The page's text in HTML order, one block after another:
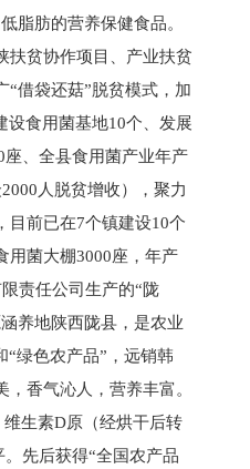
脂肪的营养保健食品。
扶贫协作项目、产业扶贫
“借袋还菇”脱贫模式，加
设食用菌基地10个、发展
座、全县食用菌产业年产
人脱贫增收），聚力
目前已在7个镇建设10个
用菌大棚3000座，年产
责任公司生产的“陇
养地陕西陇县，是农业
“绿色农产品”，远销韩
香气沁人，营养丰富。
生素D原（经烘干后转
先后获得“全国农产品